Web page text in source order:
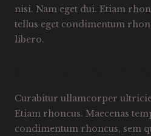
nisi. Nam eget dui. Etiam
tellus eget condimentum
libero.
Curabitur ullamcorper
Etiam rhoncus. Maecenas
condimentum rhoncus, sem